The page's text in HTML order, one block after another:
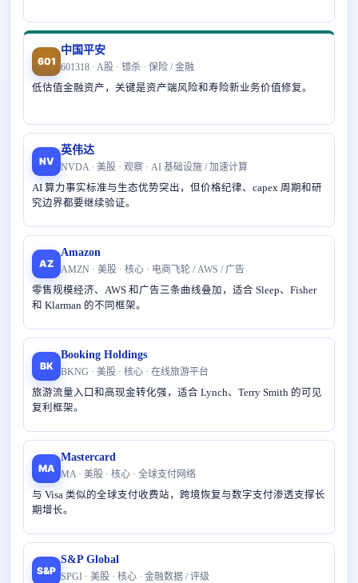
601
中国平安
601318 · A股 · 错杀 · 保险 / 金融
低估值金融资产，关键是资产端风险和寿险新业务价值修复。
NV
英伟达
NVDA · 美股 · 观察 · AI 基础设施 / 加速计算
AI 算力事实标准与生态优势突出，但价格纪律、capex 周期和研
究边界都要继续验证。
AZ
Amazon
AMZN · 美股 · 核心 · 电商飞轮 / AWS / 广告
零售规模经济、AWS 和广告三条曲线叠加，适合 Sleep、Fisher
和 Klarman 的不同框架。
BK
Booking Holdings
BKNG · 美股 · 核心 · 在线旅游平台
旅游流量入口和高现金转化强，适合 Lynch、Terry Smith 的可见
复利框架。
MA
Mastercard
MA · 美股 · 核心 · 全球支付网络
与 Visa 类似的全球支付收费站，跨境恢复与数字支付渗透支撑长
期增长。
S&P
S&P Global
SPGI · 美股 · 核心 · 金融数据 / 评级